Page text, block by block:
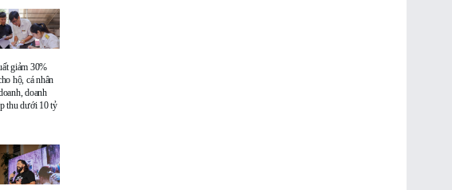
giảm 30%
hộ, cá nhân
doanh
thu dưới 10 tỷ